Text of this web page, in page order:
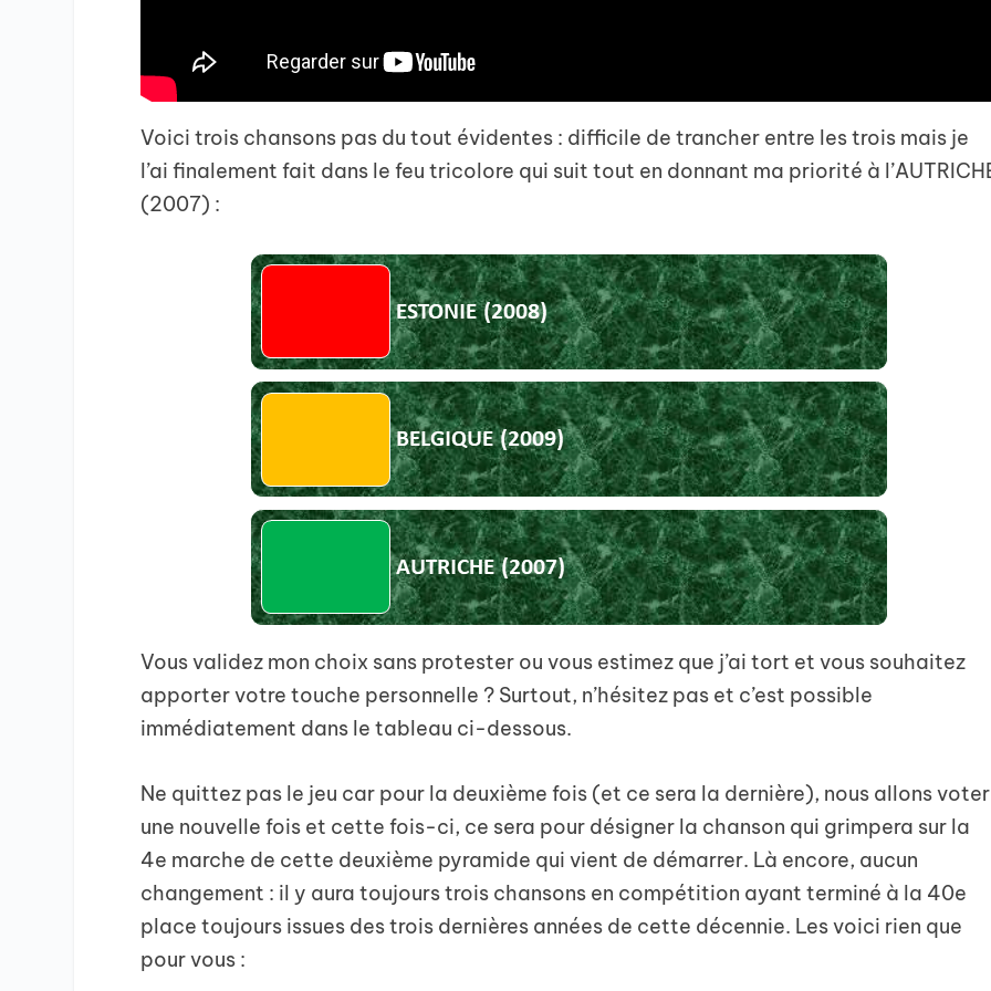
Voici trois chansons pas du tout évidentes : difficile de trancher entre les trois mais je
l’ai finalement fait dans le feu tricolore qui suit tout en donnant ma priorité à
(2007) :
Vous validez mon choix sans protester ou vous estimez que j’ai tort et vous souhaitez
apporter votre touche personnelle ? Surtout, n’hésitez pas et c’est possible
immédiatement dans le tableau ci-dessous.
Ne quittez pas le jeu car pour la deuxième fois (et ce sera la dernière), nous allons voter
une nouvelle fois et cette fois-ci, ce sera pour désigner la chanson qui grimpera sur la
4e marche de cette deuxième pyramide qui vient de démarrer. Là encore, aucun
changement : il y aura toujours trois chansons en compétition ayant terminé à la 40e
place toujours issues des trois dernières années de cette décennie. Les voici rien que
pour vous :